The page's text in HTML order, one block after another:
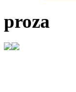
proza